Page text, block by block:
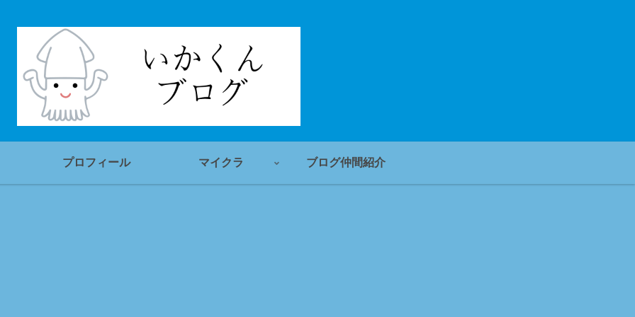
プロフィール マイクラ ブログ仲間紹介